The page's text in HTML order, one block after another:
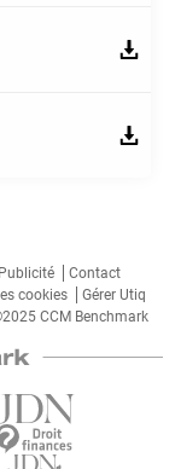
Publicité
Contact
cookies
Gérer Utiq
CCM Benchmark